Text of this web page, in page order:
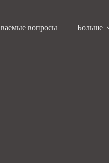
вопросы Больше